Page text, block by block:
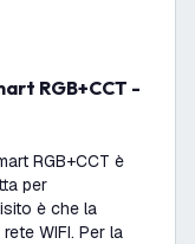
RGB+CCT è
per
è che la
WIFI. Per la